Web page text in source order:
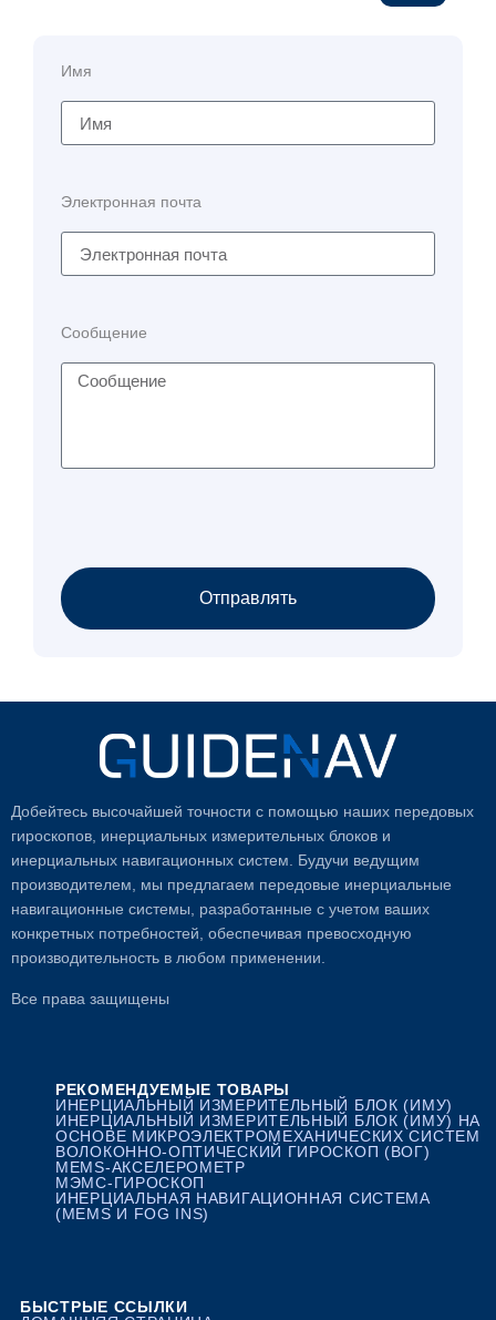
Имя
Электронная почта
Сообщение
Отправлять
Добейтесь высочайшей точности с помощью наших передовых
гироскопов, инерциальных измерительных блоков и
инерциальных навигационных систем. Будучи ведущим
производителем, мы предлагаем передовые инерциальные
навигационные системы, разработанные с учетом ваших
конкретных потребностей, обеспечивая превосходную
производительность в любом применении.
Все права защищены
РЕКОМЕНДУЕМЫЕ ТОВАРЫ
ИНЕРЦИАЛЬНЫЙ ИЗМЕРИТЕЛЬНЫЙ БЛОК (ИМУ)
ИНЕРЦИАЛЬНЫЙ ИЗМЕРИТЕЛЬНЫЙ БЛОК (ИМУ) НА
ОСНОВЕ МИКРОЭЛЕКТРОМЕХАНИЧЕСКИХ СИСТЕМ
ВОЛОКОННО-ОПТИЧЕСКИЙ ГИРОСКОП (ВОГ)
MEMS-АКСЕЛЕРОМЕТР
МЭМС-ГИРОСКОП
ИНЕРЦИАЛЬНАЯ НАВИГАЦИОННАЯ СИСТЕМА
(MEMS И FOG INS)
БЫСТРЫЕ ССЫЛКИ